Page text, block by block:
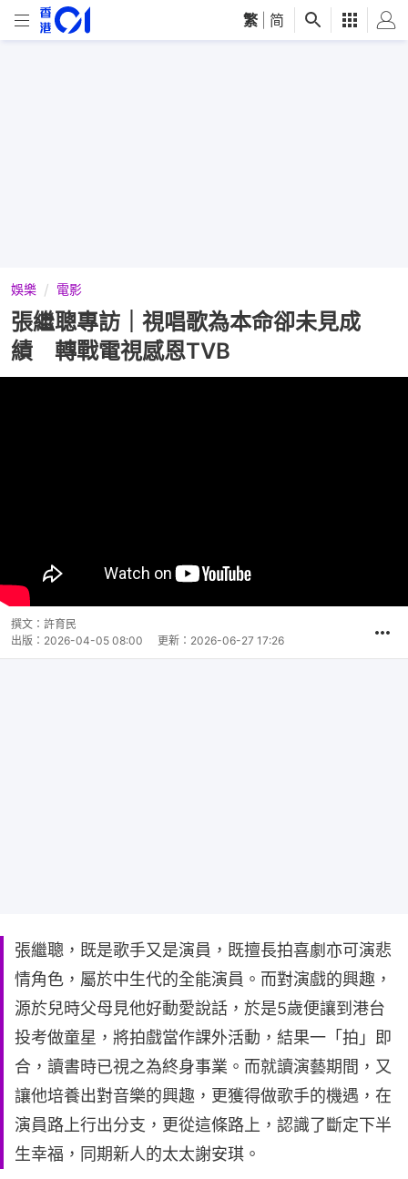
繁 简
娛樂 電影
張繼聰專訪｜視唱歌為本命卻未見成
績 轉戰電視感恩TVB
撰文： 許育民
出版： 2026-04-05 08:00 更新： 2026-06-27 17:26
張繼聰，既是歌手又是演員，既擅長拍喜劇亦可演悲
情角色，屬於中生代的全能演員。而對演戲的興趣，
源於兒時父母見他好動愛說話，於是5歲便讓到港台
投考做童星，將拍戲當作課外活動，結果一「拍」即
合，讀書時已視之為終身事業。而就讀演藝期間，又
讓他培養出對音樂的興趣，更獲得做歌手的機遇，在
演員路上行出分支，更從這條路上，認識了斷定下半
生幸福，同期新人的太太謝安琪。